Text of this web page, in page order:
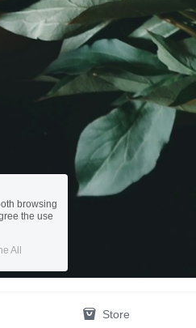
Store
browsing
the use
All